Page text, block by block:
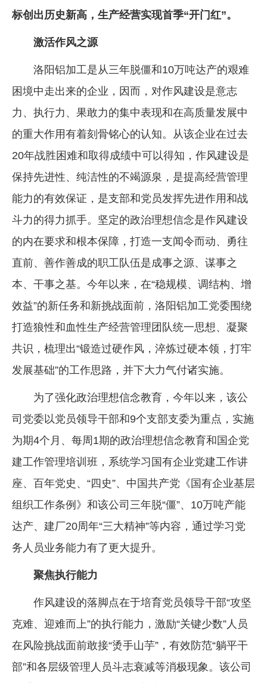
标创出历史新高，生产经营实现首季“开门红”。
激活作风之源
洛阳铝加工是从三年脱僵和10万吨达产的艰难
困境中走出来的企业，因而，对作风建设是意志
力、执行力、果敢力的集中表现和在高质量发展中
的重大作用有着刻骨铭心的认知。从该企业在过去
20年战胜困难和取得成绩中可以得知，作风建设是
保持先进性、纯洁性的不竭源泉，是提高经营管理
能力的有效保证，是支部和党员发挥先进作用和战
斗力的得力抓手。坚定的政治理想信念是作风建设
的内在要求和根本保障，打造一支闻令而动、勇往
直前、善作善成的职工队伍是成事之源、谋事之
本、干事之基。今年以来，在“稳规模、调结构、增
效益”的新任务和新挑战面前，洛阳铝加工党委围绕
打造狼性和血性生产经营管理团队统一思想、凝聚
共识，梳理出“锻造过硬作风，淬炼过硬本领，打牢
发展基础”的工作思路，并下大力气付诸实施。
为了强化政治理想信念教育，今年以来，该公
司党委以党员领导干部和9个支部支委为重点，实施
为期4个月、每周1期的政治理想信念教育和国企党
建工作管理培训班，系统学习国有企业党建工作讲
座、百年党史、“四史”、中国共产党《国有企业基层
组织工作条例》和该公司三年脱“僵”、10万吨产能
达产、建厂20周年“三大精神”等内容，通过学习党
务人员业务能力有了更大提升。
聚焦执行能力
作风建设的落脚点在于培育党员领导干部“攻坚
克难、迎难而上”的执行能力，激励“关键少数”人员
在风险挑战面前敢接“烫手山芋”，有效防范“躺平干
部”和各层级管理人员斗志衰减等消极现象。该公司